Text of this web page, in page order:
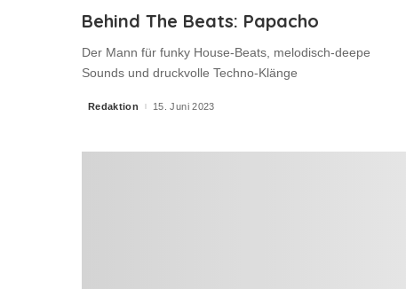
Behind The Beats: Papacho
Der Mann für funky House-Beats, melodisch-deepe
Sounds und druckvolle Techno-Klänge
Posted
Redaktion 15. Juni 2023